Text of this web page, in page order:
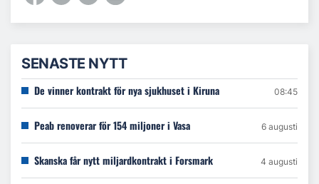
SENASTE NYTT
De vinner kontrakt för nya sjukhuset i Kiruna 08:45
Peab renoverar för 154 miljoner i Vasa 6 augusti
Skanska får nytt miljardkontrakt i Forsmark 4 augusti